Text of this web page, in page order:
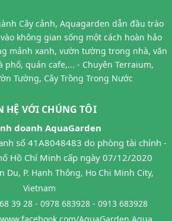
Cây cảnh, Aquagarden dẫn đầu trào
không gian sống một cách hoàn hảo
mảnh xanh, vườn tường trong nhà, văn
phố, quán cafe,... - Chuyên Terraium,
Tường, Cây Trồng Trong Nước
HỆ VỚI CHÚNG TÔI
doanh AquaGarden
số 41A8048483 do phòng tài chính -
Hồ Chí Minh cấp ngày 07/12/2020
Du, P. Hạnh Thông, Ho Chi Minh City,
Vietnam
39 28 - 0978 683928 - 0913 683928